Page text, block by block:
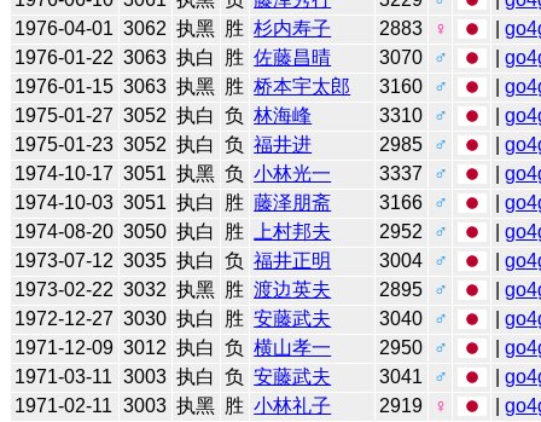
1976-04-01 3062 执黑 胜 杉内寿子 2883 ♀ |
1976-01-22 3063 执白 胜 佐藤昌晴 3070 ♂ |
1976-01-15 3063 执黑 胜 桥本宇太郎 3160 ♂ |
1975-01-27 3052 执白 负 林海峰 3310 ♂ |
1975-01-23 3052 执白 负 福井进 2985 ♂ |
1974-10-17 3051 执黑 负 小林光一 3337 ♂ |
1974-10-03 3051 执白 胜 藤泽朋斋 3166 ♂ |
1974-08-20 3050 执白 胜 上村邦夫 2952 ♂ |
1973-07-12 3035 执白 负 福井正明 3004 ♂ |
1973-02-22 3032 执黑 胜 渡边英夫 2895 ♂ |
1972-12-27 3030 执白 胜 安藤武夫 3040 ♂ |
1971-12-09 3012 执白 负 横山孝一 2950 ♂ |
1971-03-11 3003 执白 负 安藤武夫 3041 ♂ |
1971-02-11 3003 执黑 胜 小林礼子 2919 ♀ |